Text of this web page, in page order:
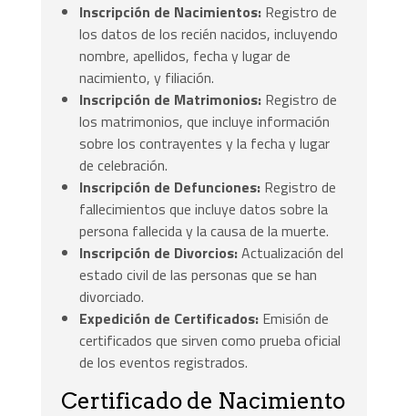
Inscripción de Nacimientos: Registro de
los datos de los recién nacidos, incluyendo
nombre, apellidos, fecha y lugar de
nacimiento, y filiación.
Inscripción de Matrimonios: Registro de
los matrimonios, que incluye información
sobre los contrayentes y la fecha y lugar
de celebración.
Inscripción de Defunciones: Registro de
fallecimientos que incluye datos sobre la
persona fallecida y la causa de la muerte.
Inscripción de Divorcios:Actualización del
estado civil de las personas que se han
divorciado.
Expedición de Certificados: Emisión de
certificados que sirven como prueba oficial
de los eventos registrados.
Certificado de Nacimiento